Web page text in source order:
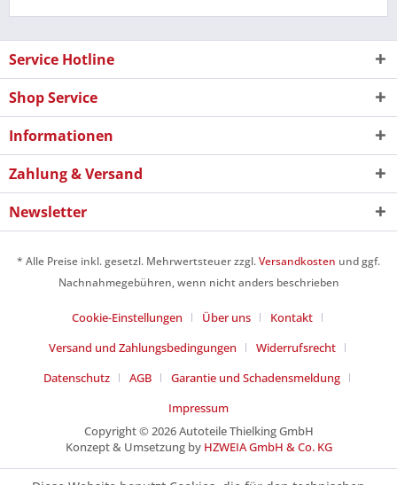
Service Hotline
Shop Service
Informationen
Zahlung & Versand
Newsletter
* Alle Preise inkl. gesetzl. Mehrwertsteuer zzgl.Versandkosten und ggf.
Nachnahmegebühren, wenn nicht anders beschrieben
Cookie-Einstellungen Über uns
Kontakt
Versand und Zahlungsbedingungen
Widerrufsrecht
Datenschutz
AGB
Garantie und Schadensmeldung
Impressum
Copyright © 2026 Autoteile Thielking GmbH
Konzept & Umsetzung by HZWEIA GmbH & Co. KG